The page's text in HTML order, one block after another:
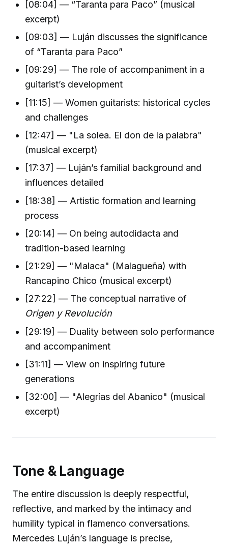
[08:04] — “Taranta para Paco” (musical
excerpt)
[09:03] — Luján discusses the significance
of “Taranta para Paco”
[09:29] — The role of accompaniment in a
guitarist’s development
[11:15] — Women guitarists: historical cycles
and challenges
[12:47] — "La solea. El don de la palabra"
(musical excerpt)
[17:37] — Luján’s familial background and
influences detailed
[18:38] — Artistic formation and learning
process
[20:14] — On being autodidacta and
tradition-based learning
[21:29] — "Malaca" (Malagueña) with
Rancapino Chico (musical excerpt)
[27:22] — The conceptual narrative of
Origen y Revolución
[29:19] — Duality between solo performance
and accompaniment
[31:11] — View on inspiring future
generations
[32:00] — "Alegrías del Abanico" (musical
excerpt)
Tone & Language
The entire discussion is deeply respectful,
reflective, and marked by the intimacy and
humility typical in flamenco conversations.
Mercedes Luján’s language is precise,